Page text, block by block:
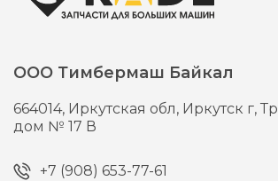
ООО Тимбермаш Байкал
664014, Иркутская обл, Иркутск г,
дом № 17 В
+7 (908) 653-77-61